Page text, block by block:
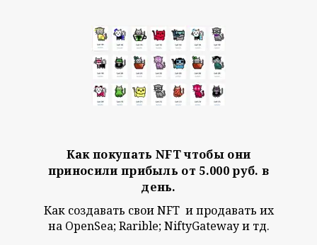
Как покупать NFT чтобы они
приносили прибыль от 5.000 руб. в
день.
Как создавать свои NFT и продавать их
на OpenSea; Rarible; NiftyGateway и тд.